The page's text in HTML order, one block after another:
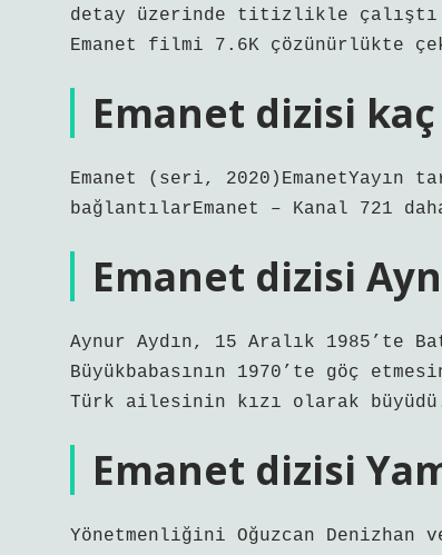
detay üzerinde titizlikle çalıştı
Emanet filmi 7.6K çözünürlükte
Emanet dizisi
Emanet (seri, 2020)EmanetYayın
bağlantılarEmanet – Kanal 721
Emanet dizisi
Aynur Aydın, 15 Aralık 1985’te
Büyükbabasının 1970’te göç
Türk ailesinin kızı olarak
Emanet dizisi
Yönetmenliğini Oğuzcan